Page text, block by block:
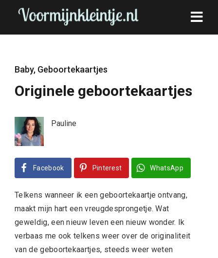
Baby, Geboortekaartjes
Originele geboortekaartjes
Pauline
Facebook Pinterest WhatsApp
Telkens wanneer ik een geboortekaartje ontvang,
maakt mijn hart een vreugdesprongetje. Wat
geweldig, een nieuw leven een nieuw wonder. Ik
verbaas me ook telkens weer over de originaliteit
van de geboortekaartjes, steeds weer weten